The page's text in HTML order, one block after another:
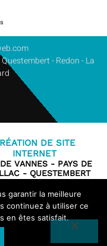
- Redon - La
DE SITE
INTERNET
VANNES - PAYS DE
- QUESTEMBERT
BERNARD
garantir la meilleure
continuez à utiliser ce
en êtes satisfait.